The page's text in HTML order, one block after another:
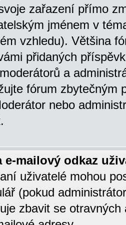
zařazení přímo
jménem v
vzhledu). Většina
přidaných
a
fórum zbytečným
nebo
e-mailový odkaz
uživatelé mohou
(pokud
zbavit se